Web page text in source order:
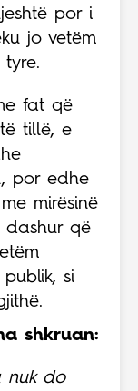
por i
jo vetëm
fat që
tillë, e
por edhe
mirësinë
dashur që
si
shkruan:
nuk do